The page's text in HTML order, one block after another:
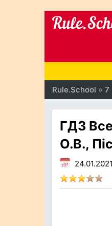
Rule.School » 7
ГДЗ
О.В.,